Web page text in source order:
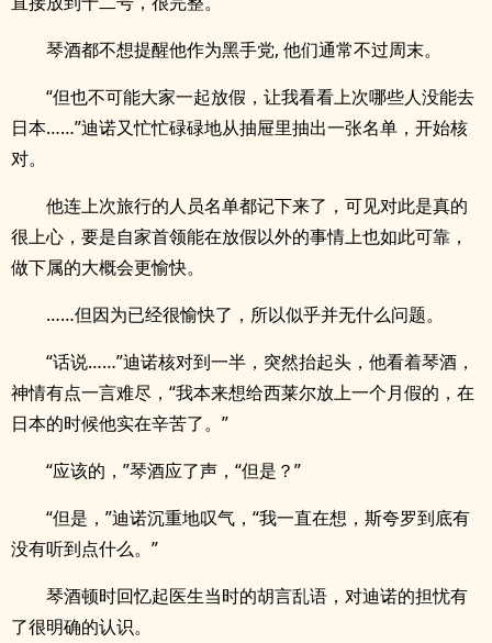
琴酒都不想提醒他作为黑手党, 他们通常不过周末。
“但也不可能大家一起放假，让我看看上次哪些人没能去
日本……”迪诺又忙忙碌碌地从抽屉里抽出一张名单，开始核
对。
他连上次旅行的人员名单都记下来了，可见对此是真的
很上心，要是自家首领能在放假以外的事情上也如此可靠，
做下属的大概会更愉快。
……但因为已经很愉快了，所以似乎并无什么问题。
“话说……”迪诺核对到一半，突然抬起头，他看着琴酒，
神情有点一言难尽，“我本来想给西莱尔放上一个月假的，在
日本的时候他实在辛苦了。”
“应该的，”琴酒应了声，“但是？”
“但是，”迪诺沉重地叹气，“我一直在想，斯夸罗到底有
没有听到点什么。”
琴酒顿时回忆起医生当时的胡言乱语，对迪诺的担忧有
了很明确的认识。